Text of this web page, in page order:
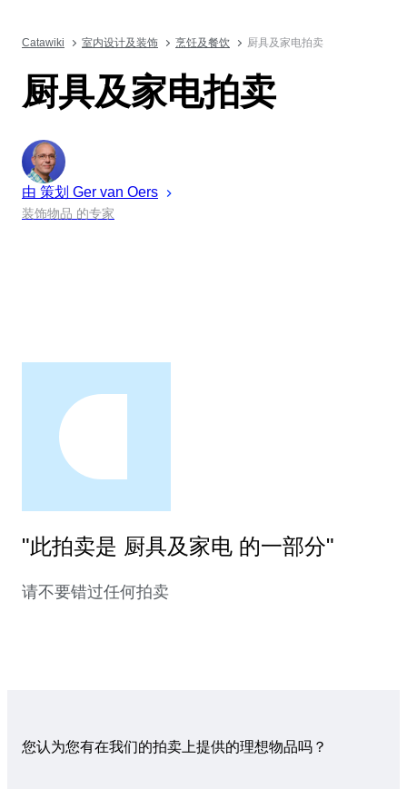
Catawiki 室内设计及装饰 烹饪及餐饮 厨具及家电拍卖
厨具及家电拍卖
由 策划 Ger van Oers
装饰物品 的专家
"此拍卖是 厨具及家电 的一部分"
请不要错过任何拍卖
您认为您有在我们的拍卖上提供的理想物品吗？